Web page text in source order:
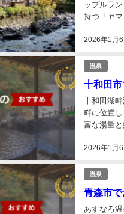
2026年1月6
ップルラ
持つ「ヤ
温泉
十和田市
2026年1月6
十和田湖
畔に位置
富な湯量
温泉
青森市で
あすなろ